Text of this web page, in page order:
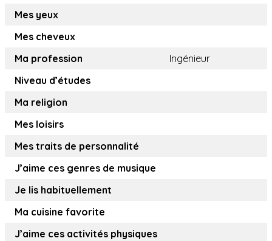
Mes yeux
Mes cheveux
Ma profession
Ingénieur
Niveau d’études
Ma religion
Mes loisirs
Mes traits de personnalité
J’aime ces genres de musique
Je lis habituellement
Ma cuisine favorite
J’aime ces activités physiques